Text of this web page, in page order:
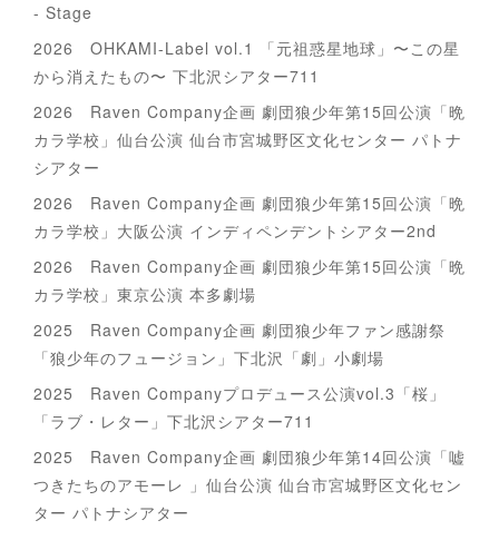
- Stage
2026 OHKAMI-Label vol.1 「元祖惑星地球」〜この星
から消えたもの〜 下北沢シアター711
2026 Raven Company企画 劇団狼少年第15回公演「晩
カラ学校」仙台公演 仙台市宮城野区文化センター パトナ
シアター
2026 Raven Company企画 劇団狼少年第15回公演「晩
カラ学校」大阪公演 インディペンデントシアター2nd
2026 Raven Company企画 劇団狼少年第15回公演「晩
カラ学校」東京公演 本多劇場
2025 Raven Company企画 劇団狼少年ファン感謝祭
「狼少年のフュージョン」下北沢「劇」小劇場
2025 Raven Companyプロデュース公演vol.3「桜」
「ラブ・レター」下北沢シアター711
2025 Raven Company企画 劇団狼少年第14回公演「嘘
つきたちのアモーレ 」仙台公演 仙台市宮城野区文化セン
ター パトナシアター